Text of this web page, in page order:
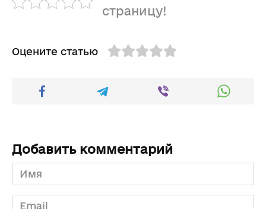
страницу!
Оцените статью
Добавить комментарий
Имя
*
Email